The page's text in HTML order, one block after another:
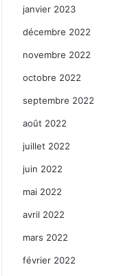
janvier 2023
décembre 2022
novembre 2022
octobre 2022
septembre 2022
août 2022
juillet 2022
juin 2022
mai 2022
avril 2022
mars 2022
février 2022